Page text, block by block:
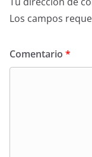
Los campos
Comentario *